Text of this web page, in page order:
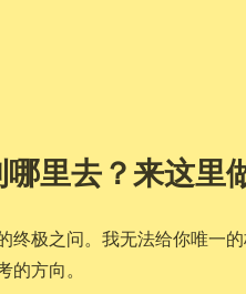
里去？来这里
终极之问。我无法给你唯一
方向。